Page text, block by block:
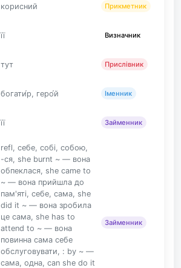
корисний Прикметник
її Визначник
тут Прислівник
богати́р, геро́й Іменник
її Займенник
refl, себе, собі, собою,
-ся, she burnt ~ — вона
обпеклася, she came to
~ — вона прийшла до
пам'яті, себе, сама, she
did it ~ — вона зробила
це сама, she has to
attend to ~ — вона
повинна сама себе
обслуговувати, : by ~ —
сама, одна, can she do it
Займенник